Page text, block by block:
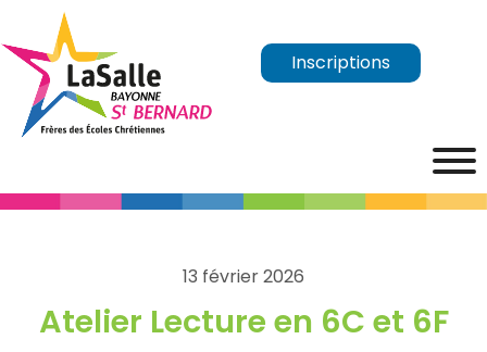
Inscriptions
13 février 2026
Atelier Lecture en 6C et 6F